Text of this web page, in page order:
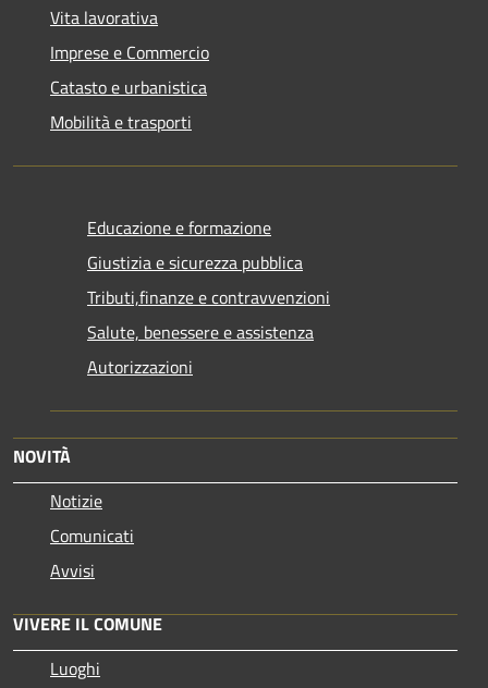
Vita lavorativa
Imprese e Commercio
Catasto e urbanistica
Mobilità e trasporti
Educazione e formazione
Giustizia e sicurezza pubblica
Tributi,finanze e contravvenzioni
Salute, benessere e assistenza
Autorizzazioni
NOVITÀ
Notizie
Comunicati
Avvisi
VIVERE IL COMUNE
Luoghi